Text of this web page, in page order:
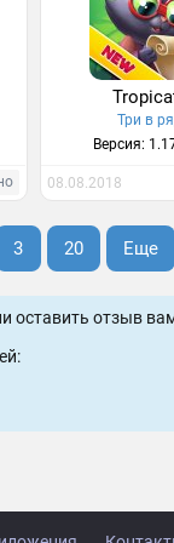
Три в
Версия:
08.08.2018
3 20 Еще
оставить отзыв